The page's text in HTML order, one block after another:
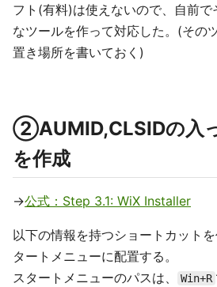
フト(有料)は使えないので、自前で
なツールを作って対応した。(その
置き場所を書いておく)
②AUMID,CLSIDの入
を作成
→公式：Step 3.1: WiX Installer
以下の情報を持つショートカット
タートメニューに配置する。
スタートメニューのパスは、
Win+R